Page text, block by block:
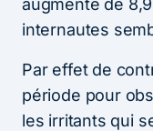
augmenté de
internautes
Par effet de
période pour
les irritants qui